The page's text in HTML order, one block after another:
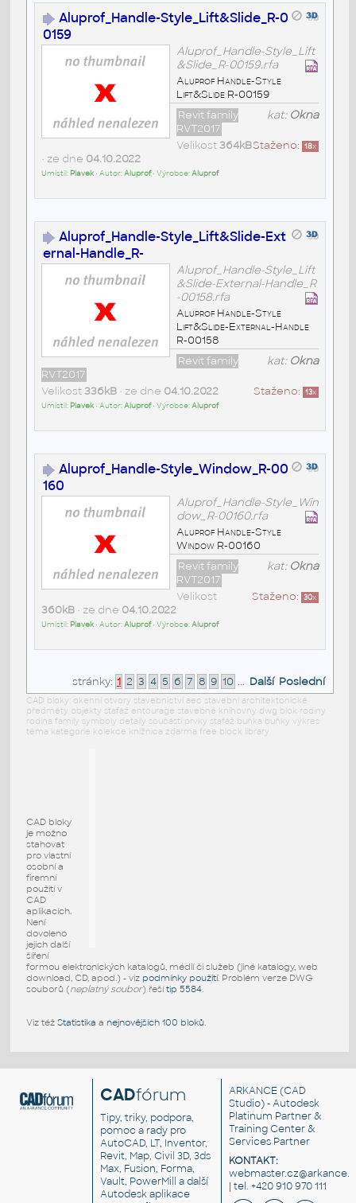
Aluprof_Handle-Style_Lift&Slide_R-0
0159
Aluprof_Handle-Style_Lift
&Slide_R-00159.rfa
Aluprof Handle-Style
Lift&Slide R-00159
kat: Okna
Revit family
RVT2017
Staženo: 18x
Velikost364kB
• ze dne 04.10.2022
Umístil: Plavek• Autor:Aluprof• Výrobce:Aluprof
Aluprof_Handle-Style_Lift&Slide-Ext
ernal-Handle_R-
Aluprof_Handle-Style_Lift
&Slide-External-Handle_R
-00158.rfa
Aluprof Handle-Style
Lift&Slide-External-Handle
R-00158
kat: Okna
Revit family
RVT2017
Staženo: 13x
Velikost336kB• ze dne 04.10.2022
Umístil: Plavek• Autor:Aluprof• Výrobce:Aluprof
Aluprof_Handle-Style_Window_R-00
160
Aluprof_Handle-Style_Win
dow_R-00160.rfa
Aluprof Handle-Style
Window R-00160
kat: Okna
Revit family
RVT2017
Staženo: 30x
Velikost
360kB• ze dne 04.10.2022
Umístil: Plavek• Autor:Aluprof• Výrobce:Aluprof
stránky: 1 2 3 4 5 6 7 8 9 10 ... Další Poslední
CAD bloky: okenní otvory stavebnictví aec stavební architektonické
předměty objekty stafáž entourage stavebné knihovny dwg blok rodiny
rodina family symboly detaily součásti prvky stafáž buňka buňky výkres
téma kategorie kolekce knižnica zdarma free block library
CAD bloky
je možno
stahovat
pro vlastní
osobní a
firemní
použití v
CAD
aplikacích.
Není
dovoleno
jejich další
šíření
formou elektronických katalogů, médií či služeb (jiné katalogy, web
download, CD, apod.) - viz podmínky použití. Problém verze DWG
souborů (neplatný soubor) řešítip 5584.
Viz též Statistika a nejnovějších 100 bloků.
CADfórum
Tipy, triky, podpora,
pomoc a rady pro
AutoCAD, LT, Inventor,
Revit, Map, Civil 3D, 3ds
Max, Fusion, Forma,
Vault, PowerMill a další
Autodesk aplikace
ARKANCE (CAD
Studio) - Autodesk
Platinum Partner &
Training Center &
Services Partner
KONTAKT:
| tel. +420 910 970 111